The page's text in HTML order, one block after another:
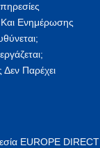
Ενημέρωσης
Δεν Παρέχει
EUROPE DIRECT